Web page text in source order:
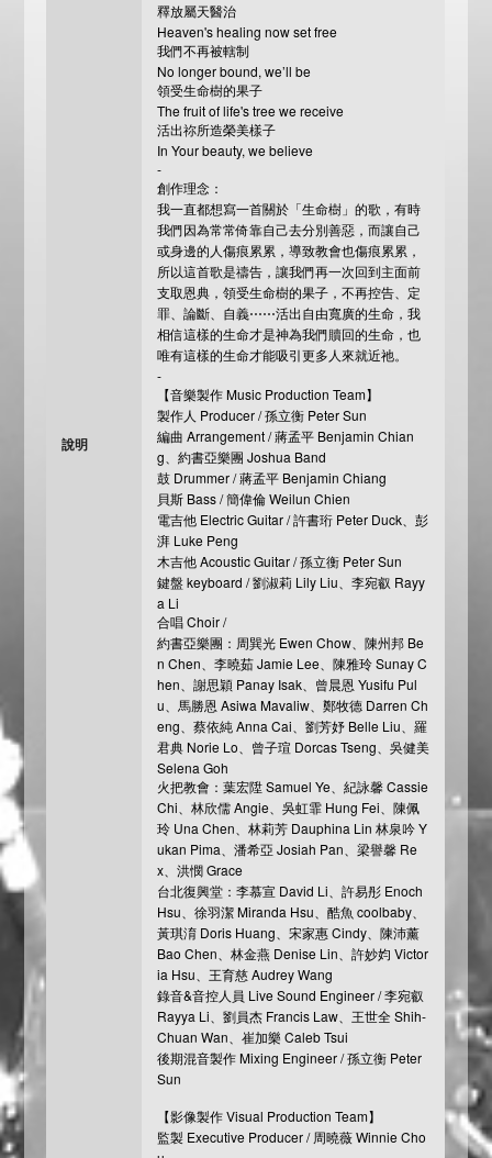
說明
釋放屬天醫治
Heaven's healing now set free
我們不再被轄制
No longer bound, we’ll be
領受生命樹的果子
The fruit of life's tree we receive
活出祢所造榮美樣子
In Your beauty, we believe
-
創作理念：
我一直都想寫一首關於「生命樹」的歌，有時
我們因為常常倚靠自己去分別善惡，而讓自己
或身邊的人傷痕累累，導致教會也傷痕累累，
所以這首歌是禱告，讓我們再一次回到主面前
支取恩典，領受生命樹的果子，不再控告、定
罪、論斷、自義⋯⋯活出自由寬廣的生命，我
相信這樣的生命才是神為我們贖回的生命，也
唯有這樣的生命才能吸引更多人來就近祂。
-
【音樂製作 Music Production Team】
製作人 Producer / 孫立衡 Peter Sun
編曲 Arrangement / 蔣孟平 Benjamin Chian
g、約書亞樂團 Joshua Band
鼓 Drummer / 蔣孟平 Benjamin Chiang
貝斯 Bass / 簡偉倫 Weilun Chien
電吉他 Electric Guitar / 許書珩 Peter Duck、彭
湃 Luke Peng
木吉他 Acoustic Guitar / 孫立衡 Peter Sun
鍵盤 keyboard / 劉淑莉 Lily Liu、李宛叡 Rayy
a Li
合唱 Choir /
約書亞樂團：周巽光 Ewen Chow、陳州邦 Be
n Chen、李曉茹 Jamie Lee、陳雅玲 Sunay C
hen、謝思穎 Panay Isak、曾晨恩 Yusifu Pul
u、馬勝恩 Asiwa Mavaliw、鄭牧德 Darren Ch
eng、蔡依純 Anna Cai、劉芳妤 Belle Liu、羅
君典 Norie Lo、曾子瑄 Dorcas Tseng、吳健美
Selena Goh
火把教會：葉宏陞 Samuel Ye、紀詠馨 Cassie
Chi、林欣儒 Angie、吳虹霏 Hung Fei、陳佩
玲 Una Chen、林莉芳 Dauphina Lin 林泉吟 Y
ukan Pima、潘希亞 Josiah Pan、梁譽馨 Re
x、洪憫 Grace
台北復興堂：李慕宣 David Li、許易彤 Enoch
Hsu、徐羽潔 Miranda Hsu、酷魚 coolbaby、
黃琪淯 Doris Huang、宋家惠 Cindy、陳沛薰
Bao Chen、林金燕 Denise Lin、許妙㚬 Victor
ia Hsu、王育慈 Audrey Wang
錄音&音控人員 Live Sound Engineer / 李宛叡
Rayya Li、劉員杰 Francis Law、王世全 Shih-
Chuan Wan、崔加樂 Caleb Tsui
後期混音製作 Mixing Engineer / 孫立衡 Peter
Sun
【影像製作 Visual Production Team】
監製 Executive Producer / 周曉薇 Winnie Cho